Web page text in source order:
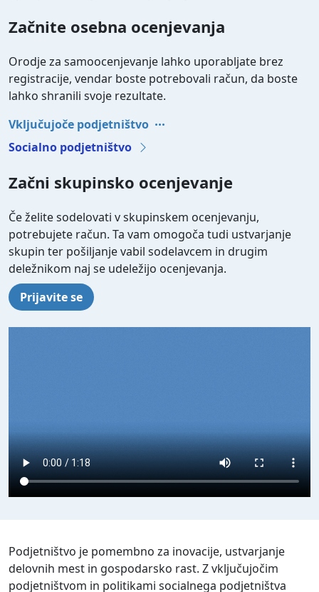
Začnite osebna ocenjevanja
Orodje za samoocenjevanje lahko uporabljate brez
registracije, vendar boste potrebovali račun, da boste
lahko shranili svoje rezultate.
Vključujoče podjetništvo
Socialno podjetništvo
Začni skupinsko ocenjevanje
Če želite sodelovati v skupinskem ocenjevanju,
potrebujete račun. Ta vam omogoča tudi ustvarjanje
skupin ter pošiljanje vabil sodelavcem in drugim
deležnikom naj se udeležijo ocenjevanja.
Prijavite se
Podjetništvo je pomembno za inovacije, ustvarjanje
delovnih mest in gospodarsko rast. Z vključujočim
podjetništvom in politikami socialnega podjetništva